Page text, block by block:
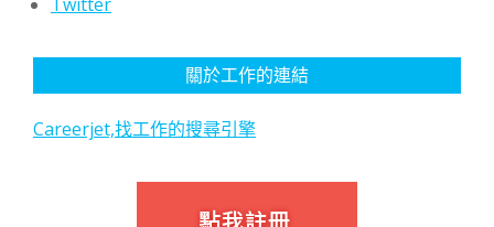
關於工作的連結
Careerjet,找工作的搜尋引擎